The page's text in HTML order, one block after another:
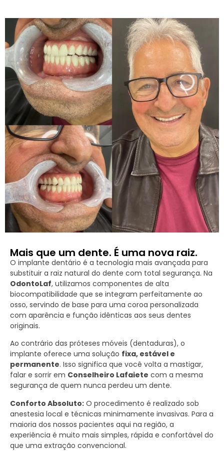
Mais que um dente. É uma nova raiz.
O implante dentário é a tecnologia mais avançada para
substituir a raiz natural do dente com total segurança. Na
OdontoLaf, utilizamos componentes de alta
biocompatibilidade que se integram perfeitamente ao
osso, servindo de base para uma coroa personalizada
com aparência e função idênticas aos seus dentes
originais.
Ao contrário das próteses móveis (dentaduras), o
implante oferece uma solução fixa, estável e
permanente. Isso significa que você volta a mastigar,
falar e sorrir em Conselheiro Lafaiete com a mesma
segurança de quem nunca perdeu um dente.
Conforto Absoluto: O procedimento é realizado sob
anestesia local e técnicas minimamente invasivas. Para a
maioria dos nossos pacientes aqui na região, a
experiência é muito mais simples, rápida e confortável do
que uma extração convencional.